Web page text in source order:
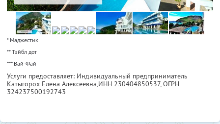
* Маджестик
** Тэйбл дот
*** Вай-Фай
Услуги предоставляет: Индивидуальный предприниматель
Катыгорох Елена Алексеевна,ИНН 230404850537, ОГРН
324237500192743